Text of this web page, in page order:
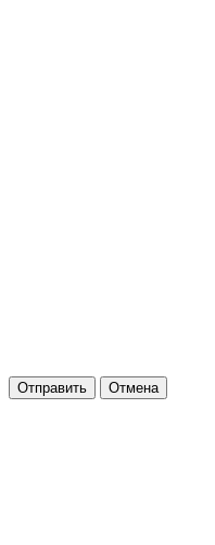
Отправить Отмена